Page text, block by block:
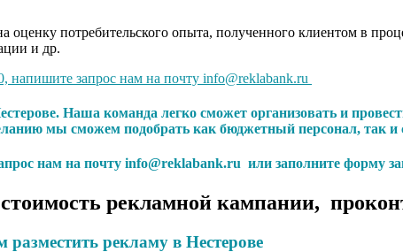
потребительского опыта, полученного клиентом в
и др.
напишите запрос нам на почту info@reklabank.ru
Наша команда легко сможет организовать и
мы сможем подобрать как бюджетный персонал, так и
нам на почту info@reklabank.ru или заполните форму
рекламной кампании,
рекламу в Нестерове